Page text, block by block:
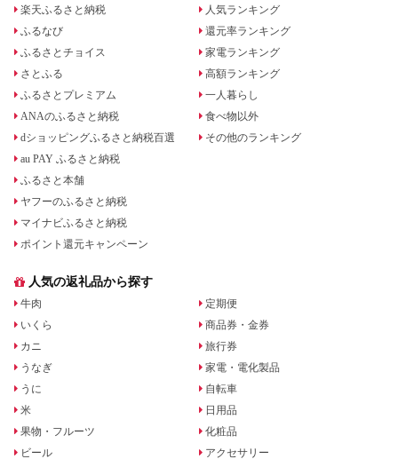
楽天ふるさと納税
ふるなび
ふるさとチョイス
さとふる
ふるさとプレミアム
ANAのふるさと納税
dショッピングふるさと納税百選
au PAY ふるさと納税
ふるさと本舗
ヤフーのふるさと納税
マイナビふるさと納税
ポイント還元キャンペーン
人気ランキング
還元率ランキング
家電ランキング
高額ランキング
一人暮らし
食べ物以外
その他のランキング
人気の返礼品から探す
牛肉
いくら
カニ
うなぎ
うに
米
果物・フルーツ
ビール
定期便
商品券・金券
旅行券
家電・電化製品
自転車
日用品
化粧品
アクセサリー